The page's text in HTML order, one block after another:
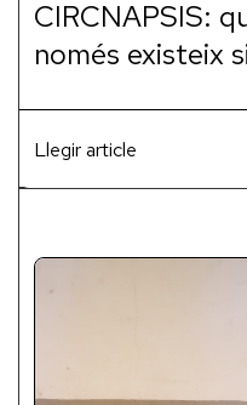
CIRCNAPSIS:
només existeix
Llegir article